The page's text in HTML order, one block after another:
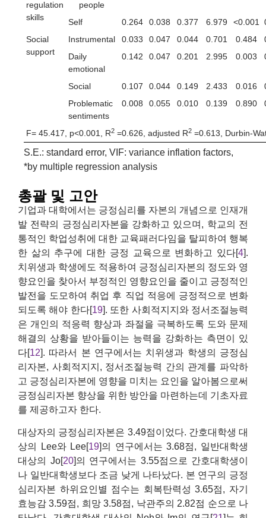
regulation
skills
people
Self 0.264 0.038 0.377 6.979 <0.001
Social
support
Instrumental 0.033 0.047 0.044 0.701 0.484
Daily
emotional
0.142 0.047 0.201 2.995 0.003
Social 0.107 0.044 0.149 2.433 0.016
Problematic
sentiments
0.008 0.055 0.010 0.139 0.890
F= 45.417, p<0.001, R2 =0.626, adjusted R2 =0.613, Durbin-
S.E.: standard error, VIF: variance inflation factors,
*by multiple regression analysis
총괄 및 고안
기업과 대학에서는 긍정심리를 자본의 개념으로 인재개
발 전략의 긍정심리자본을 강화하고 있으며, 학교의 전
통적인 학업성취에 대한 교육패러다임을 탈피하여 행복
한 삶의 추구에 대한 긍정 교육으로 변화하고 있다[4].
치위생과 학생에도 적용하여 긍정심리자본의 정도와 영
향요인을 찾아서 부정적인 영향요인을 줄이고 긍정적인
발전을 도모하여 취업 후 직업 적응에 긍정적으로 변화
되도록 해야 한다[19]. 또한 사회적지지와 정서조절능력
은 개인의 적응력 향상과 좌절을 극복하도록 도와 문제
해결의 상황을 받아들이는 능력을 강화하는 측면이 있
다[12]. 따라서 본 연구에서는 치위생과 학생의 긍정심
리자본, 사회적지지, 정서조절능력 간의 관계를 파악하
고 긍정심리자본에 영향을 미치는 요인을 알아봄으로써
긍정심리자본 향상을 위한 방안을 마련하는데 기초자료
를 제공하고자 한다.
대상자의 긍정심리자본은 3.49점이었다. 간호대학생 대
상의 Lee와 Lee[19]의 연구에서는 3.68점, 일반대학생
대상의 Jo[20]의 연구에서는 3.55점으로 간호대학생이
나 일반대학생보다 조금 낮게 나타났다. 본 연구의 긍정
심리자본 하위요인별 점수는 회복탄력성 3.65점, 자기
효능감 3.59점, 희망 3.58점, 낙관주의 2.82점 순으로 나